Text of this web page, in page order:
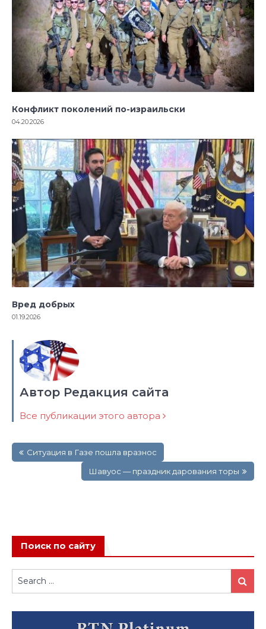
Конфликт поколений по-израильски
04.20.2026
Вред добрых
01.19.2026
Автор Редакция сайта
Все публикации этого автора
по Ситуация в Газе пошла вразнос
Шавуос — праздник дарования торы
Поиск по сайту
Search
for:
Search